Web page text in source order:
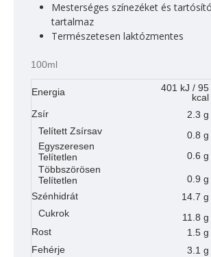
Mesterséges színezéket és
tartalmaz
Természetesen laktózmentes
100ml
Energia
401 kJ / 95
kcal
Zsír
2.3 g
Telített Zsírsav
0.8 g
Egyszeresen
Telítetlen
0.6 g
Többszörösen
Telítetlen
0.9 g
Szénhidrát
14.7 g
Cukrok
11.8 g
Rost
1.5 g
Fehérje
3.1 g